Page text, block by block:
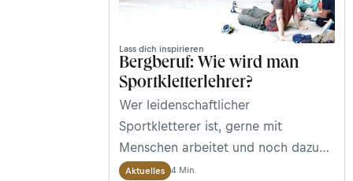
Lass dich inspirieren
Bergberuf: Wie wird man
Sportkletterlehrer?
Wer leidenschaftlicher
Sportkletterer ist, gerne mit
Menschen arbeitet und noch dazu
ein pädagogisches Geschick hat, für
Aktuelles 4 Min.